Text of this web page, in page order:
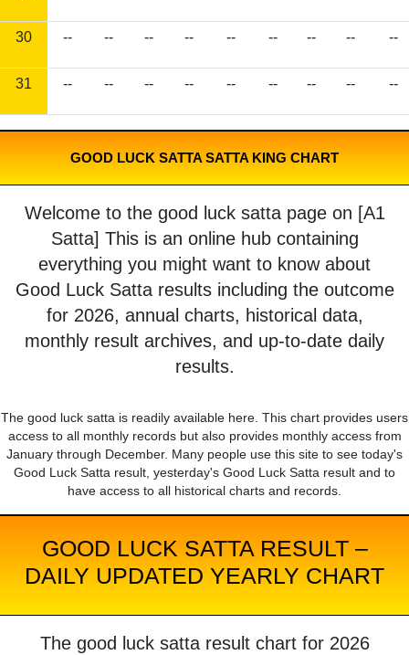
30 -- -- -- -- -- -- -- -- --
31 -- -- -- -- -- -- -- -- --
GOOD LUCK SATTA SATTA KING CHART
Welcome to the good luck satta page on [A1
Satta] This is an online hub containing
everything you might want to know about
Good Luck Satta results including the outcome
for 2026, annual charts, historical data,
monthly result archives, and up-to-date daily
results.
The good luck satta is readily available here. This chart provides users
access to all monthly records but also provides monthly access from
January through December. Many people use this site to see today's
Good Luck Satta result, yesterday's Good Luck Satta result and to
have access to all historical charts and records.
GOOD LUCK SATTA RESULT –
DAILY UPDATED YEARLY CHART
The good luck satta result chart for 2026